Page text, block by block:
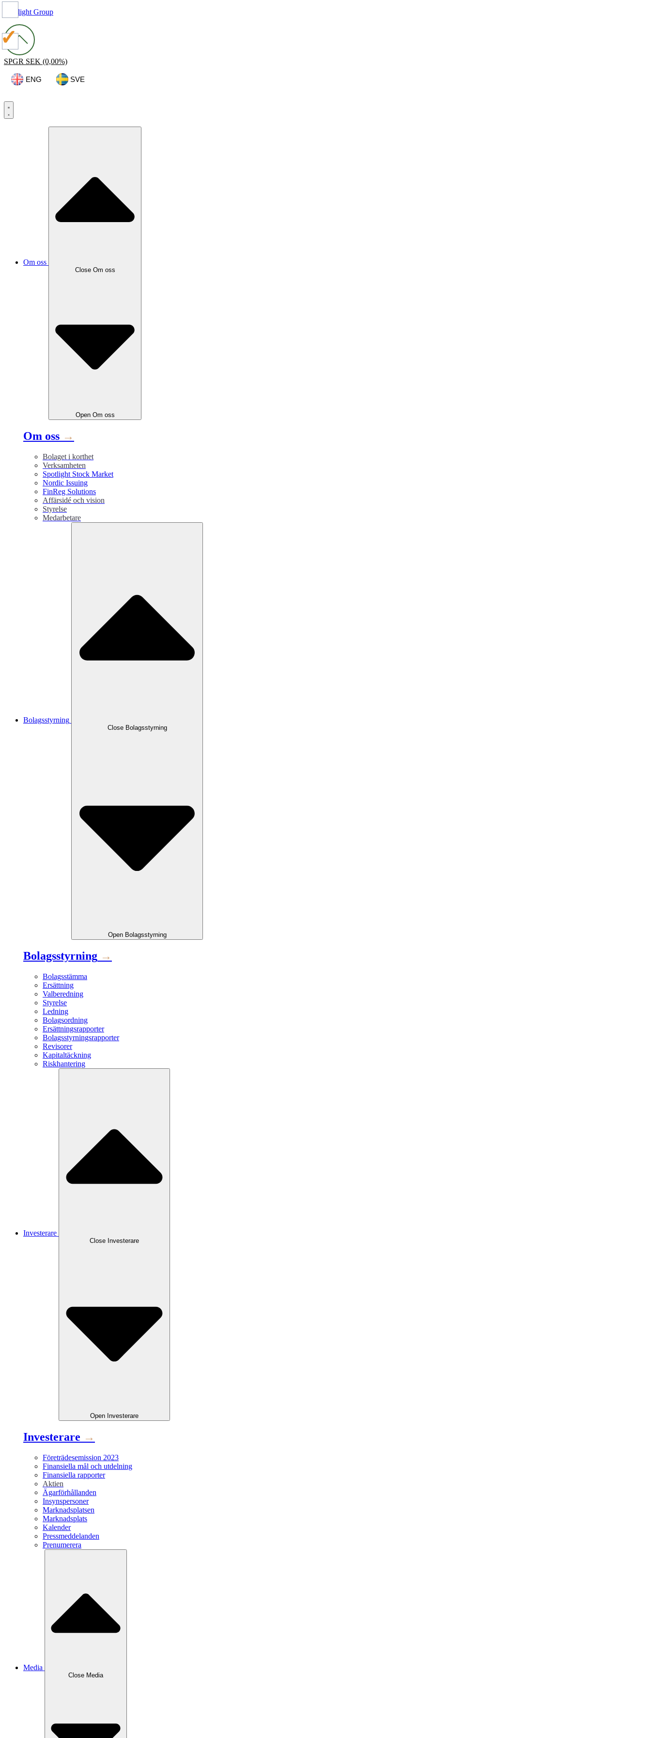
Spotlight Group
SPGR SEK (0,00%)
ENG SVE
Om oss
Close Om oss
Open Om oss
Om oss →
Bolaget i korthet
Verksamheten
Spotlight Stock Market
Nordic Issuing
FinReg Solutions
Affärsidé och vision
Styrelse
Medarbetare
Bolagsstyrning
Close Bolagsstyrning
Open Bolagsstyrning
Bolagsstyrning →
Bolagsstämma
Ersättning
Valberedning
Styrelse
Ledning
Bolagsordning
Ersättningsrapporter
Bolagsstyrningsrapporter
Revisorer
Kapitaltäckning
Riskhantering
Investerare
Close Investerare
Open Investerare
Investerare →
Företrädesemission 2023
Finansiella mål och utdelning
Finansiella rapporter
Aktien
Ägarförhållanden
Insynspersoner
Marknadsplatsen
Marknadsplats
Kalender
Pressmeddelanden
Prenumerera
Media
Close Media